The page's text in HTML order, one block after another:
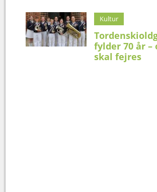
Kultur
fylder 70 år –
skal fejres